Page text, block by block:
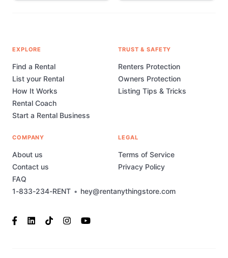
1-833-234-RENT • hey@rentanythingstore.com
EXPLORE
Find a Rental
List your Rental
How It Works
Rental Coach
Start a Rental Business
TRUST & SAFETY
Renters Protection
Owners Protection
Listing Tips & Tricks
COMPANY
About us
Contact us
FAQ
LEGAL
Terms of Service
Privacy Policy